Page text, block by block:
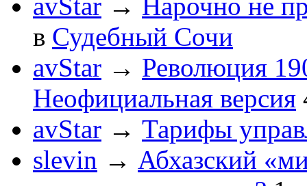
avStar → Нарочно не
в Судебный Сочи
avStar → Революция
Неофициальная версия
avStar → Тарифы
slevin → Абхазский